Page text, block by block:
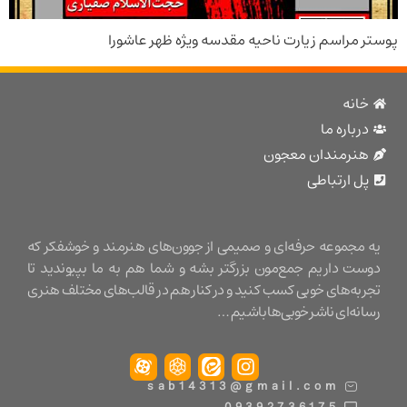
زیارت ناحیه مقدسه ویژه ظهر عاشورا
ما
معجون
ارتباطی
حرفه‌ای و صمیمی از جوون‌های هنرمند و خوشفکر که
داریم جمع‌مون بزرگتر بشه و شما هم به ما بپیوندید تا
خوبی کسب کنید و در کنار هم در قالب‌های مختلف هنری
ناشر خوبی‌ها باشیم …
sab14313@gmail.com